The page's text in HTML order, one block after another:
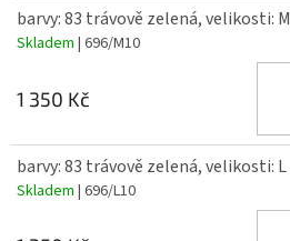
barvy: 83 trávově zelená, velikosti: M
Skladem | 696/M10
1 350 Kč
barvy: 83 trávově zelená, velikosti: L
Skladem | 696/L10